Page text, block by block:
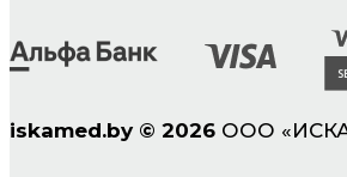
iskamed.by © 2026 ООО